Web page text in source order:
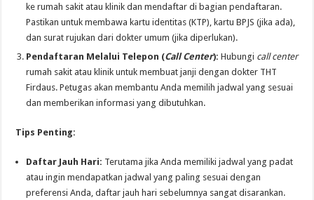
ke rumah sakit atau klinik dan mendaftar di bagian pendaftaran.
Pastikan untuk membawa kartu identitas (KTP), kartu BPJS (jika ada),
dan surat rujukan dari dokter umum (jika diperlukan).
Pendaftaran Melalui Telepon (Call Center): Hubungi call center
rumah sakit atau klinik untuk membuat janji dengan dokter THT
Firdaus. Petugas akan membantu Anda memilih jadwal yang sesuai
dan memberikan informasi yang dibutuhkan.
Tips Penting:
Daftar Jauh Hari: Terutama jika Anda memiliki jadwal yang padat
atau ingin mendapatkan jadwal yang paling sesuai dengan
preferensi Anda, daftar jauh hari sebelumnya sangat disarankan.